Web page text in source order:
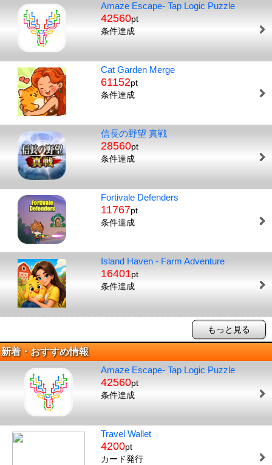
Amaze Escape- Tap Logic Puzzle
42560pt
条件達成
Cat Garden Merge
61152pt
条件達成
信長の野望 真戦
28560pt
条件達成
Fortivale Defenders
11767pt
条件達成
Island Haven - Farm Adventure
16401pt
条件達成
もっと見る
新着・おすすめ情報
Amaze Escape- Tap Logic Puzzle
42560pt
条件達成
Travel Wallet
4200pt
カード発行